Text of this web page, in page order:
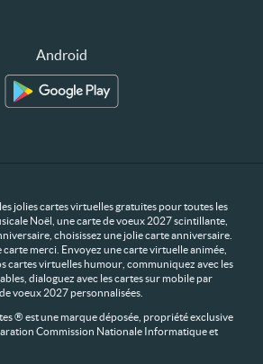
Android
jolies cartes virtuelles gratuites pour toutes les
Noël, une carte de voeux 2027 scintillante,
choisissez une jolie carte anniversaire.
carte merci. Envoyez une carte virtuelle animée,
cartes virtuelles humour, communiquez avec les
dialoguez avec les cartes sur mobile par
voeux 2027 personnalisées.
® est une marque déposée, propriété exclusive
Commission Nationale Informatique et